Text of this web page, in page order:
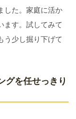
した。家庭に活か
ます。試してみて
う少し掘り下げて
グを任せっきり